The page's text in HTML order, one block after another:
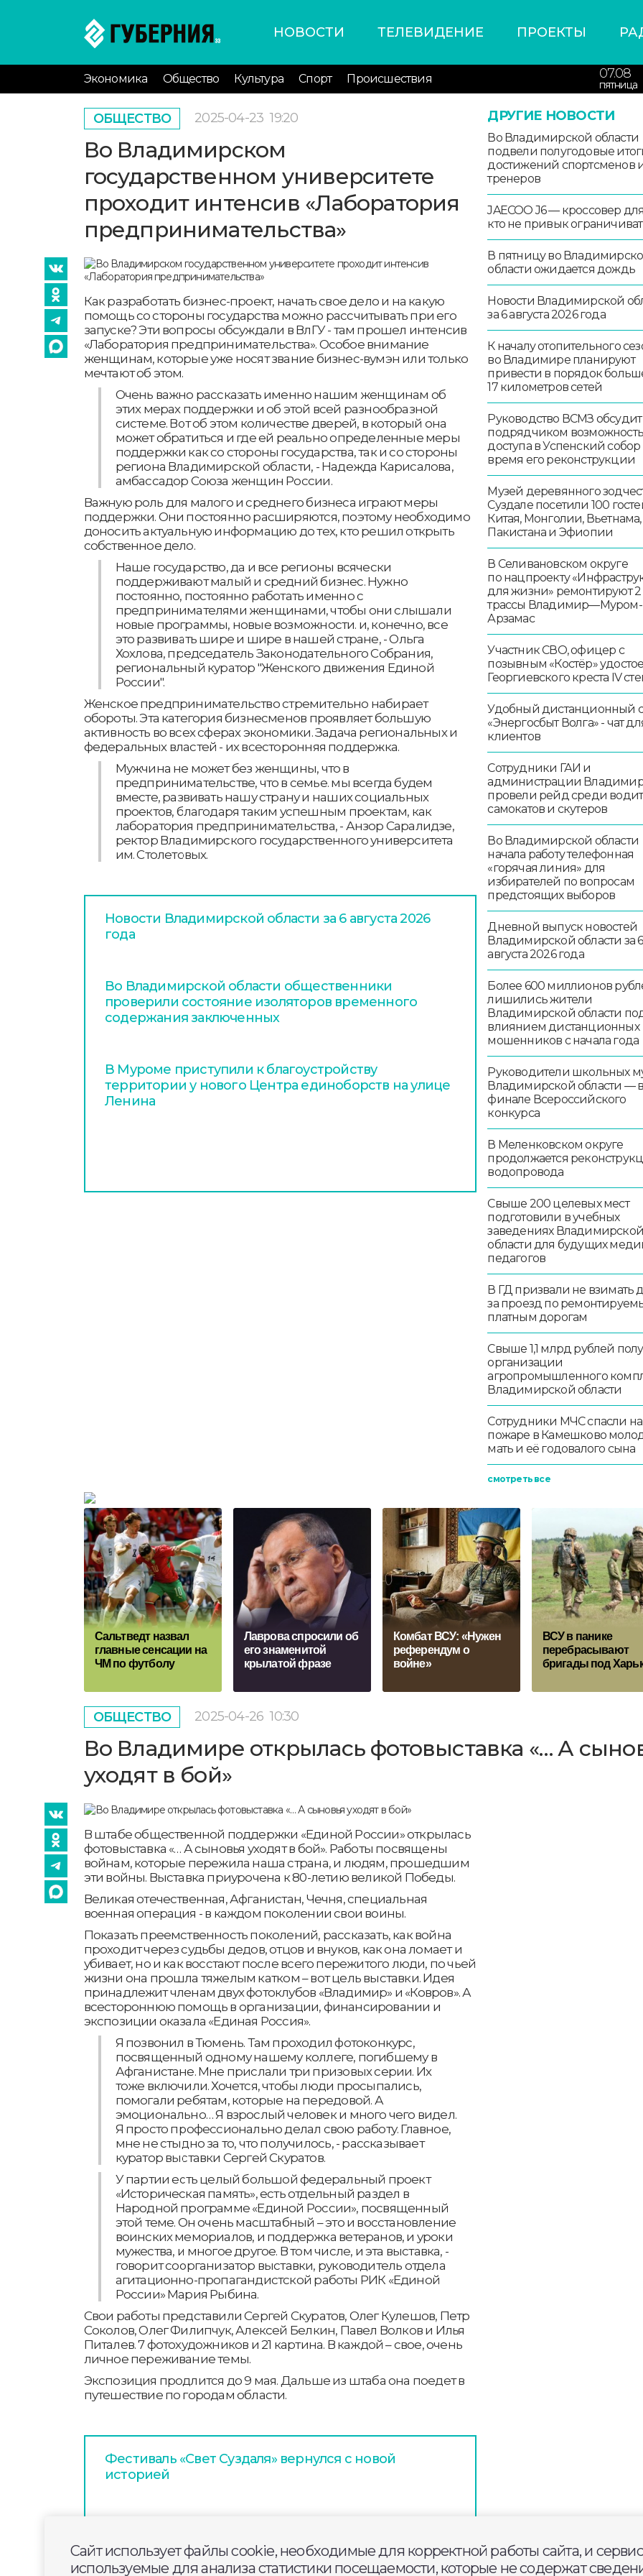
НОВОСТИ ТЕЛЕВИДЕНИЕ ПРОЕКТЫ
Экономика Общество Культура Спорт Происшествия 07.08
пятница
ОБЩЕСТВО 2025-04-23 19:20
Во Владимирском
государственном университете
проходит интенсив «Лаборатория
предпринимательства»
Как разработать бизнес-проект, начать свое дело и на какую
помощь со стороны государства можно рассчитывать при его
запуске? Эти вопросы обсуждали в ВлГУ - там прошел интенсив
«Лаборатория предпринимательства». Особое внимание
женщинам, которые уже носят звание бизнес-вумэн или только
мечтают об этом.
Очень важно рассказать именно нашим женщинам об
этих мерах поддержки и об этой всей разнообразной
системе. Вот об этом количестве дверей, в который она
может обратиться и где ей реально определенные меры
поддержки как со стороны государства, так и со стороны
региона Владимирской области, - Надежда Карисалова,
амбассадор Союза женщин России.
Важную роль для малого и среднего бизнеса играют меры
поддержки. Они постоянно расширяются, поэтому необходимо
доносить актуальную информацию до тех, кто решил открыть
собственное дело.
Наше государство, да и все регионы всячески
поддерживают малый и средний бизнес. Нужно
постоянно, постоянно работать именно с
предпринимателями женщинами, чтобы они слышали
новые программы, новые возможности. и, конечно, все
это развивать шире и шире в нашей стране, - Ольга
Хохлова, председатель Законодательного Собрания,
региональный куратор "Женского движения Единой
России".
Женское предпринимательство стремительно набирает
обороты. Эта категория бизнесменов проявляет большую
активность во всех сферах экономики. Задача региональных и
федеральных властей - их всесторонняя поддержка.
Мужчина не может без женщины, что в
предпринимательстве, что в семье. мы всегда будем
вместе, развивать нашу страну и наших социальных
проектов, благодаря таким успешным проектам, как
лаборатория предпринимательства, - Анзор Саралидзе,
ректор Владимирского государственного университета
им. Столетовых.
Новости Владимирской области за 6 августа 2026
года
Во Владимирской области общественники
проверили состояние изоляторов временного
содержания заключенных
В Муроме приступили к благоустройству
территории у нового Центра единоборств на улице
Ленина
ДРУГИЕ НОВОСТИ
Во Владимирской области
подвели полугодовые
достижений спортсменов
тренеров
JAECOO J6 — кроссовер для
кто не привык
В пятницу во
области ожидается дождь
Новости Владимирской
за 6 августа 2026 года
К началу отопительного
во Владимире планируют
привести в порядок
17 километров сетей
Руководство ВСМЗ обсудит
подрядчиком возможность
доступа в Успенский собор
время его реконструкции
Музей деревянного
Суздале посетили 100
Китая, Монголии, Вьетнама,
Пакистана и Эфиопии
В Селивановском округе
по нацпроекту
для жизни» ремонтируют
трассы Владимир—Муром-
Арзамас
Участник СВО, офицер с
позывным «Костёр»
Георгиевского креста IV
Удобный дистанционный
«Энергосбыт Волга» - чат
клиентов
Сотрудники ГАИ и
администрации
провели рейд среди
самокатов и скутеров
Во Владимирской области
начала работу телефонная
«горячая линия» для
избирателей по вопросам
предстоящих выборов
Дневной выпуск новостей
Владимирской области за 6
августа 2026 года
Более 600 миллионов
лишились жители
Владимирской области
влиянием дистанционных
мошенников с начала года
Руководители школьных
Владимирской области — в
финале Всероссийского
конкурса
В Меленковском округе
продолжается
водопровода
Свыше 200 целевых мест
подготовили в учебных
заведениях Владимирской
области для будущих
педагогов
В ГД призвали не взимать
за проезд по
платным дорогам
Свыше 1,1 млрд рублей
организации
агропромышленного
Владимирской области
Сотрудники МЧС спасли на
пожаре в Камешково
мать и её годовалого сына
смотреть все
Сальтведт назвал
главные сенсации на
ЧМ по футболу
Лаврова спросили об
его знаменитой
крылатой фразе
Комбат ВСУ: «Нужен
референдум о
войне»
ВСУ в панике
перебрасывают
бригады под
ОБЩЕСТВО 2025-04-26 10:30
Во Владимире открылась фотовыставка «… А
уходят в бой»
В штабе общественной поддержки «Единой России» открылась
фотовыставка «… А сыновья уходят в бой». Работы посвящены
войнам, которые пережила наша страна, и людям, прошедшим
эти войны. Выставка приурочена к 80-летию великой Победы.
Великая отечественная, Афганистан, Чечня, специальная
военная операция - в каждом поколении свои воины.
Показать преемственность поколений, рассказать, как война
проходит через судьбы дедов, отцов и внуков, как она ломает и
убивает, но и как восстают после всего пережитого люди, по чьей
жизни она прошла тяжелым катком – вот цель выставки. Идея
принадлежит членам двух фотоклубов «Владимир» и «Ковров». А
всестороннюю помощь в организации, финансировании и
экспозиции оказала «Единая Россия».
Я позвонил в Тюмень. Там проходил фотоконкурс,
посвященный одному нашему коллеге, погибшему в
Афганистане. Мне прислали три призовых серии. Их
тоже включили. Хочется, чтобы люди просыпались,
помогали ребятам, которые на передовой. А
эмоционально… Я взрослый человек и много чего видел.
Я просто профессионально делал свою работу. Главное,
мне не стыдно за то, что получилось, - рассказывает
куратор выставки Сергей Скуратов.
У партии есть целый большой федеральный проект
«Историческая память», есть отдельный раздел в
Народной программе «Единой России», посвященный
этой теме. Он очень масштабный – это и восстановление
воинских мемориалов, и поддержка ветеранов, и уроки
мужества, и многое другое. В том числе, и эта выставка, -
говорит соорганизатор выставки, руководитель отдела
агитационно-пропагандистской работы РИК «Единой
России» Мария Рыбина.
Свои работы представили Сергей Скуратов, Олег Кулешов, Петр
Соколов, Олег Филипчук, Алексей Белкин, Павел Волков и Илья
Питалев. 7 фотохудожников и 21 картина. В каждой – свое, очень
личное переживание темы.
Экспозиция продлится до 9 мая. Дальше из штаба она поедет в
путешествие по городам области.
Фестиваль «Свет Суздаля» вернулся с новой
историей
лонг-лист премии «Звезда Театрала»
Сайт использует файлы cookie, необходимые для корректной работы сайта, и
используемые для анализа статистики посещаемости, которые не содержат